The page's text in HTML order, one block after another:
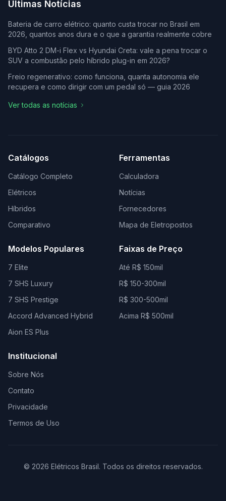
Últimas Notícias
Bateria de carro elétrico: quanto custa trocar no Brasil em
2026, quantos anos dura e o que a garantia realmente cobre
BYD Atto 2 DM-i Flex vs Hyundai Creta: vale a pena trocar o
SUV a combustão pelo híbrido plug-in em 2026?
Freio regenerativo: como funciona, quanta autonomia ele
recupera e como dirigir com um pedal só — guia 2026
Ver todas as notícias
Catálogos
Catálogo Completo
Elétricos
Híbridos
Comparativo
Ferramentas
Calculadora
Notícias
Fornecedores
Mapa de Eletropostos
Modelos Populares
7 Elite
7 SHS Luxury
7 SHS Prestige
Accord Advanced Hybrid
Aion ES Plus
Faixas de Preço
Até R$ 150mil
R$ 150-300mil
R$ 300-500mil
Acima R$ 500mil
Institucional
Sobre Nós
Contato
Privacidade
Termos de Uso
© 2026 Elétricos Brasil. Todos os direitos reservados.